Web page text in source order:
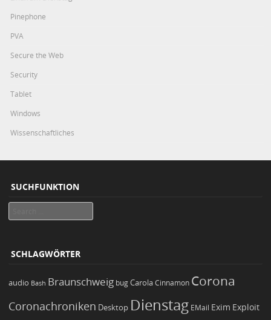
Pinephone
PVA
Secure the Web
Security
Tablet
Windows
Wissenschaftliches
SUCHFUNKTION
SCHLAGWÖRTER
audio Bash Braunschweig bugCarola Cinnamon Corona
Coronachroniken Desktop Dienstag EMail Exim Exploit